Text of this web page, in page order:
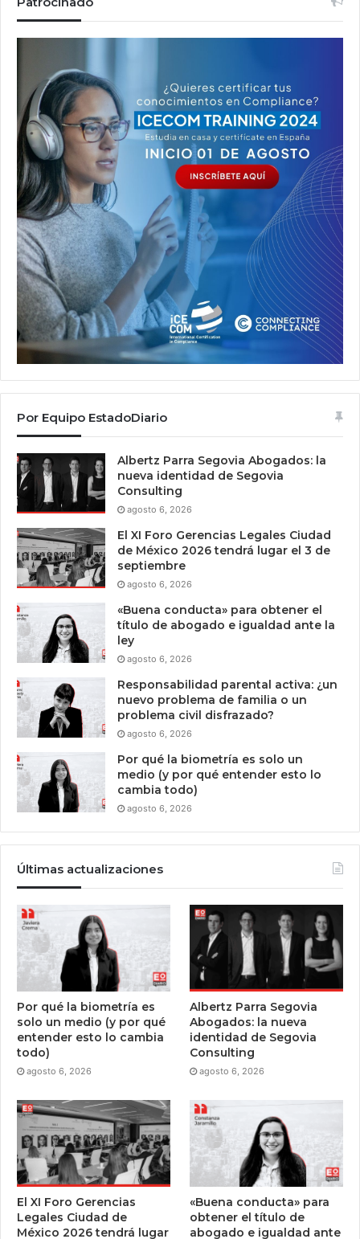
Por Equipo EstadoDiario
Albertz Parra Segovia Abogados: la
nueva identidad de Segovia
Consulting
agosto 6, 2026
El XI Foro Gerencias Legales Ciudad
de México 2026 tendrá lugar el 3 de
septiembre
agosto 6, 2026
«Buena conducta» para obtener el
título de abogado e igualdad ante la
ley
agosto 6, 2026
Responsabilidad parental activa: ¿un
nuevo problema de familia o un
problema civil disfrazado?
agosto 6, 2026
Por qué la biometría es solo un
medio (y por qué entender esto lo
cambia todo)
agosto 6, 2026
Últimas actualizaciones
Por qué la biometría es
solo un medio (y por qué
entender esto lo cambia
todo)
agosto 6, 2026
Albertz Parra Segovia
Abogados: la nueva
identidad de Segovia
Consulting
agosto 6, 2026
El XI Foro Gerencias
Legales Ciudad de
México 2026 tendrá lugar
«Buena conducta» para
obtener el título de
abogado e igualdad ante